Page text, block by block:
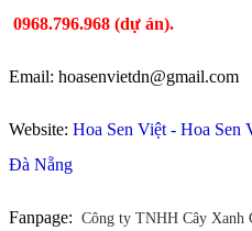
0968.796.968 (dự án).
Email: hoasenvietdn@gmail.com
Website: Hoa Sen Việt - Hoa Sen
Đà Nẵng
Fanpage: Công ty TNHH Cây Xanh